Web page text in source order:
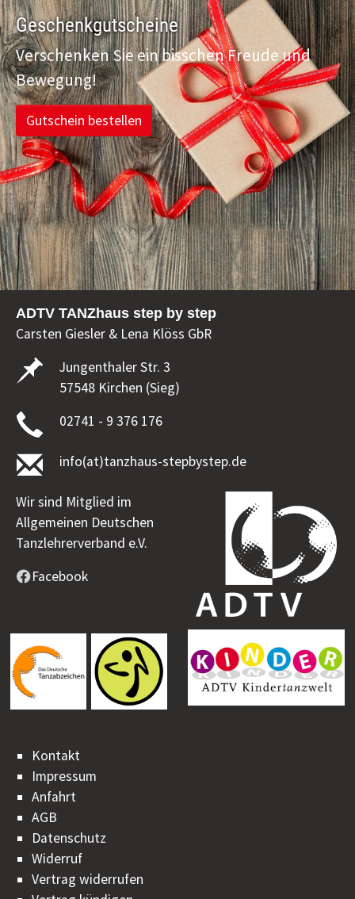
Geschenkgutscheine
Verschenken Sie ein bisschen Freude und
Bewegung!
Gutschein bestellen
ADTV TANZhaus step by step
Carsten Giesler & Lena Klöss GbR
Jungenthaler Str. 3
57548 Kirchen (Sieg)
02741 - 9 376 176
info(at)tanzhaus-stepbystep.de
Wir sind Mitglied im
Allgemeinen Deutschen
Tanzlehrerverband e.V.
Facebook
Kontakt
Impressum
Anfahrt
AGB
Datenschutz
Widerruf
Vertrag widerrufen